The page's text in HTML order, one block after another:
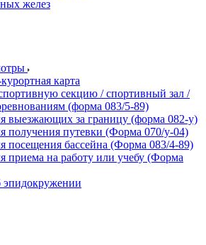
желез
карта
секцию / спортивный зал /
(форма 083/5-89)
выезжающих за границу (форма 082-у)
получения путевки (Форма 070/у-04)
посещения бассейна (Форма 083/4-89)
приема на работу или учебу (Форма
эпидокружении